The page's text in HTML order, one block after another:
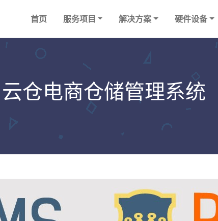
首页 服务项目 解决方案 硬件设备
云仓电商仓储管理系统